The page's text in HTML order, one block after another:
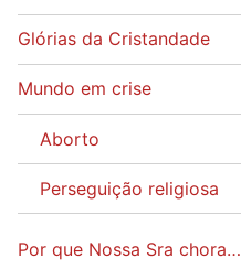
Glórias da Cristandade
Mundo em crise
Aborto
Perseguição religiosa
Por que Nossa Sra chora…